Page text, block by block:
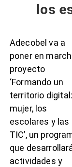
los
Adecobel va a
poner en
proyecto
‘Formando un
territorio
mujer, los
escolares y las
TIC’, un
que
actividades y